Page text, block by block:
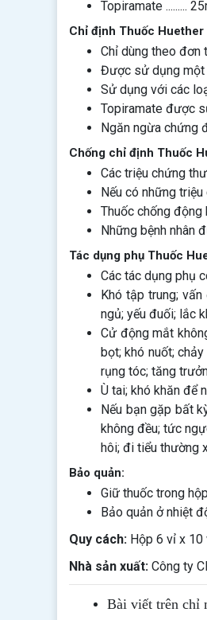
Topiramate .........
Chỉ định Thuốc Huether
Chỉ dùng theo đơn
Được sử dụng một
Sử dụng với các
Topiramate được
Ngăn ngừa chứng
Chống chỉ định Thuốc
Các triệu chứng
Nếu có những
Thuốc chống
Những bệnh nhân
Tác dụng phụ Thuốc
Các tác dụng phụ
Khó tập trung;
ngủ; yếu đuối; lắc
Cử động mắt
bọt; khó nuốt;
rụng tóc; tăng
Ù tai; khó khăn để
Nếu bạn gặp bất
không đều; tức
hôi; đi tiểu thường
Bảo quản:
Giữ thuốc trong
Bảo quản ở nhiệt
Quy cách: Hộp 6 vỉ x 10
Nhà sản xuất: Công ty
Bài viết trên chỉ